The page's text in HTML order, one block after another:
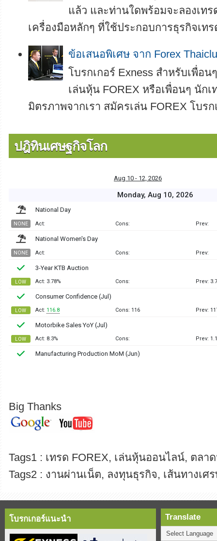
แล้ว และท่านใดพร้อมจะลองเทร
เครื่องมือหลักๆ ที่ใช้ประกอบการธุรกิจเทร
ข้อเสนอพิเศษ จาก Forex
โบรกเกอร์ Exness สำหรับเพื่อ
เล่นหุ้น FOREX หรือเพื่อนๆ นัก
มิตรภาพจากเรา สมัครเล่น FOREX โบรก
ปฎิทินเศษฐกิจโลก
Big Thanks
Tags1 : เทรด FOREX, เล่นหุ้นออนไลน์, ตลา
Tags2 : งานผ่านเน็ต, ลงทุนธุรกิจ, เส้นทางเศ
โบรกเกอร์แนะนำ Translate